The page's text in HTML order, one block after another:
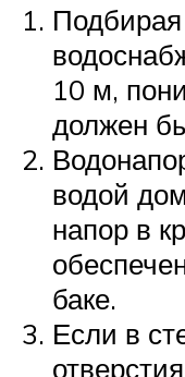
10 м,
должен
водой
напор в
баке.
Если в